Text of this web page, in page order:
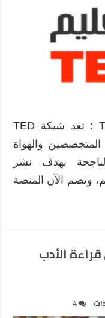
ما هي منصة تيد للتعليم TED-Ed : تعد شبكة TED
والهواة
بهدف نشر
وتضم الآن المنصة
الأدب
4